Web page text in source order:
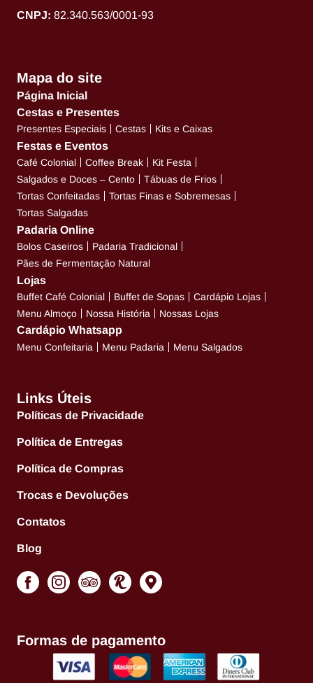
CNPJ: 82.340.563/0001-93
Mapa do site
Página Inicial
Cestas e Presentes
Presentes Especiais Cestas Kits e Caixas
Festas e Eventos
Café Colonial Coffee Break
Kit Festa
Salgados e Doces – Cento
Tábuas de Frios
Tortas Confeitadas
Tortas Finas e Sobremesas
Tortas Salgadas
Padaria Online
Bolos Caseiros
Padaria Tradicional
Pães de Fermentação Natural
Lojas
Buffet Café Colonial Buffet de Sopas
Cardápio Lojas
Menu Almoço
Nossa História Nossas Lojas
Cardápio Whatsapp
Menu Confeitaria Menu Padaria Menu Salgados
Links Úteis
Políticas de Privacidade
Política de Entregas
Política de Compras
Trocas e Devoluções
Contatos
Blog
Formas de pagamento